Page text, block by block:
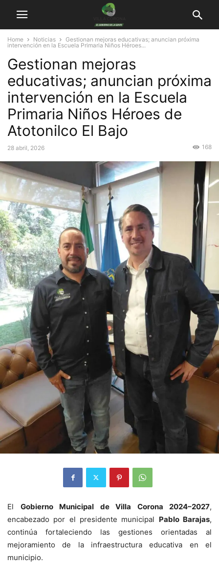
Home Noticias
Gestionan mejoras educativas; anuncian próxima
intervención en la Escuela Primaria Niños Héroes...
Gestionan mejoras
educativas; anuncian próxima
intervención en la Escuela
Primaria Niños Héroes de
Atotonilco El Bajo
28 abril, 2026 168
El Gobierno Municipal de Villa Corona 2024–2027,
encabezado por el presidente municipal Pablo Barajas,
continúa fortaleciendo las gestiones orientadas al
mejoramiento de la infraestructura educativa en el
municipio.